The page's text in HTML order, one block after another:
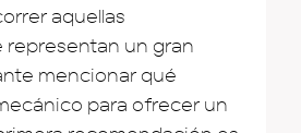
aquellas
representan un gran
mencionar qué
para ofrecer un